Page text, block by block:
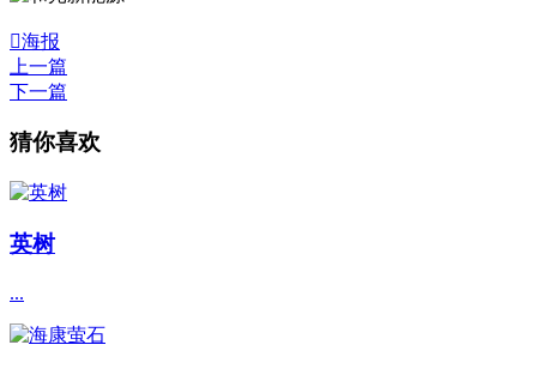
海报
上一篇
下一篇
猜你喜欢
英树
...